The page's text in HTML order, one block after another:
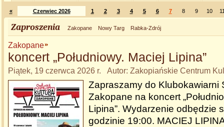
« Czerwiec 2026 1 2 3 4 5 6 7 8 9 10
Zaproszenia Zakopane Nowy Targ Rabka-Zdrój
Zakopane
koncert „Południowy. Maciej Lipina”
Piątek, 19 czerwca 2026 r. Autor: Zakopiańskie Centrum
Zapraszamy do Klubokawiarni
Zakopane na koncert
Lipina”. Wydarzenie odbędzie
godzinie 19:00. MACIEJ